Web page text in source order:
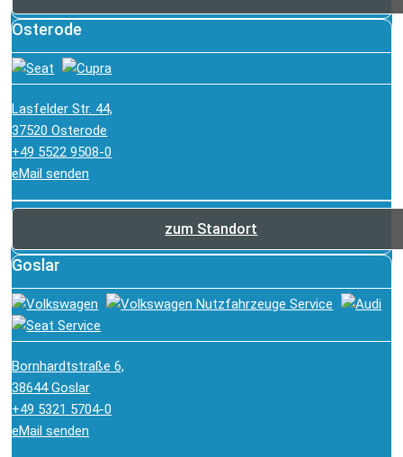
Osterode
Lasfelder Str. 44,
37520 Osterode
+49 5522 9508-0
eMail senden
zum Standort
Goslar
Bornhardtstraße 6,
38644 Goslar
+49 5321 5704-0
eMail senden